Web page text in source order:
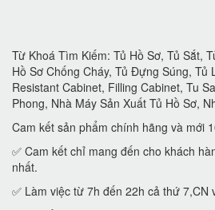
Từ Khoá Tìm Kiếm: Tủ Hồ Sơ, Tủ Sắt,
Hồ Sơ Chống Cháy, Tủ Đựng Súng, Tủ
Resistant Cabinet, Filling Cabinet, Tu
Phong, Nhà Máy Sản Xuất Tủ Hồ Sơ,
Cam kết sản phẩm chính hãng và mới
✅ Cam kết chỉ mang đến cho khách
nhất.
✅ Làm việc từ 7h đến 22h cả thứ 7,CN